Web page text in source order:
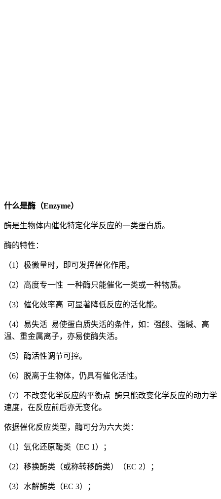
什么是酶（Enzyme）
酶是生物体内催化特定化学反应的一类蛋白质。
酶的特性：
（1）极微量时，即可发挥催化作用。
（2）高度专一性 一种酶只能催化一类或一种物质。
（3）催化效率高 可显著降低反应的活化能。
（4）易失活 易使蛋白质失活的条件，如：强酸、强碱、高
温、重金属离子，亦易使酶失活。
（5）酶活性调节可控。
（6）脱离于生物体，仍具有催化活性。
（7）不改变化学反应的平衡点 酶只能改变化学反应的动力学
速度，在反应前后亦无变化。
依据催化反应类型，酶可分为六大类：
（1）氧化还原酶类（EC 1）；
（2）移换酶类（或称转移酶类）（EC 2）；
（3）水解酶类（EC 3）；